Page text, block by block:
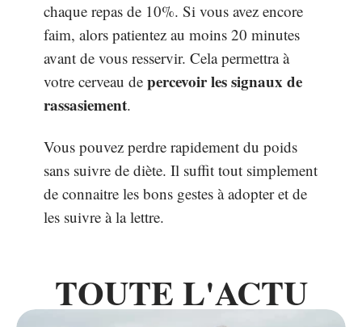
chaque repas de 10%. Si vous avez encore
faim, alors patientez au moins 20 minutes
avant de vous resservir. Cela permettra à
votre cerveau de percevoir lessignaux de
rassasiement.
Vous pouvez perdre rapidement du poids
sans suivre de diète. Il suffit tout simplement
de connaitre les bons gestes à adopter et de
les suivre à la lettre.
TOUTE L'ACTU